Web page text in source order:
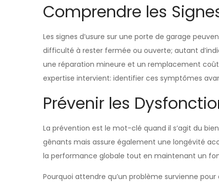
Comprendre les
Les signes d’usure sur une porte de garage
difficulté à rester fermée ou ouverte; autant
une réparation mineure et un remplacement
expertise intervient: identifier ces symptômes
Prévenir les
La prévention est le mot-clé quand il s’agit du
gênants mais assure également une longévité
la performance globale tout en maintenant un
Pourquoi attendre qu’un problème survienne